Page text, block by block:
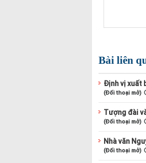
Bài liên
Định vị xuất
(Đối thoại mở)
Tượng đài
(Đối thoại mở)
Nhà văn
(Đối thoại mở)